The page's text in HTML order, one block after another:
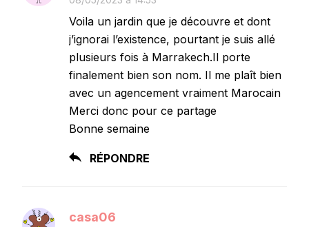
Voila un jardin que je découvre et dont
j’ignorai l’existence, pourtant je suis allé
plusieurs fois à Marrakech.Il porte
finalement bien son nom. Il me plaît bien
avec un agencement vraiment Marocain
Merci donc pour ce partage
Bonne semaine
RÉPONDRE
casa06